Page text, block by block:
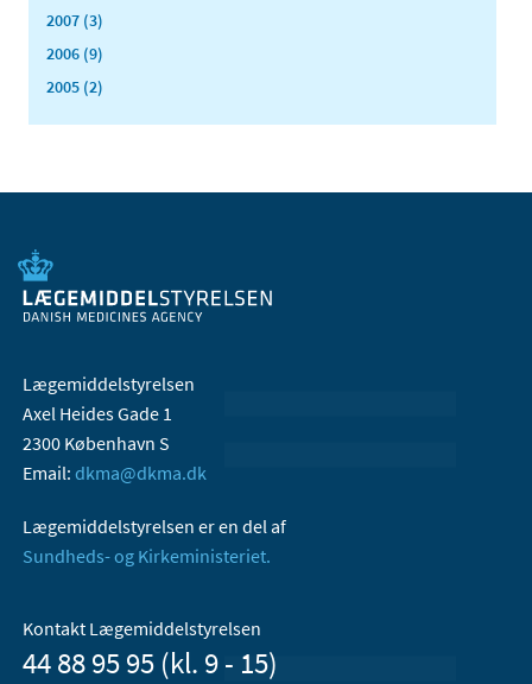
2007 (3)
2006 (9)
2005 (2)
Lægemiddelstyrelsen
Axel Heides Gade 1
2300 København S
Email: dkma@dkma.dk
Lægemiddelstyrelsen er en del af
Sundheds- og Kirkeministeriet.
Kontakt Lægemiddelstyrelsen
44 88 95 95 (kl. 9 - 15)